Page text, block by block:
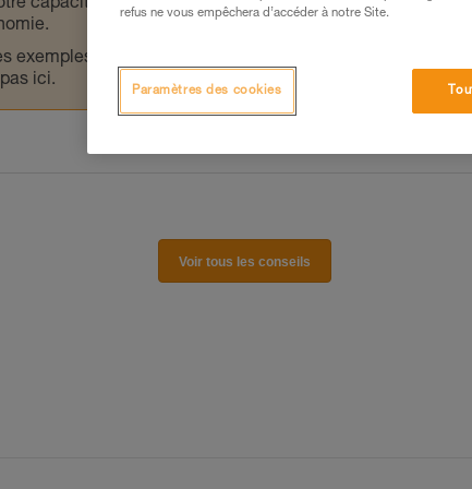
capacité à refaire la manipulation, seul, en toute
exemples de techniques liées à votre activité. Il peut en
ici.
Voir tous les conseils
refus ne vous empêchera d’accéder à notre Site.
Paramètres des cookies